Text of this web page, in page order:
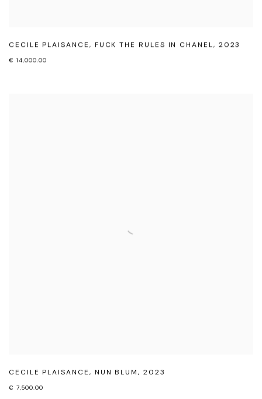
CECILE PLAISANCE, FUCK THE RULES IN CHANEL, 2023
€ 14,000.00
CECILE PLAISANCE, NUN BLUM, 2023
€ 7,500.00